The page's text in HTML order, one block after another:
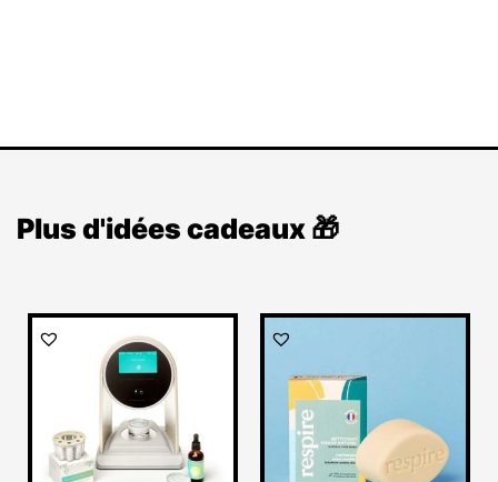
Plus d'idées cadeaux 🎁